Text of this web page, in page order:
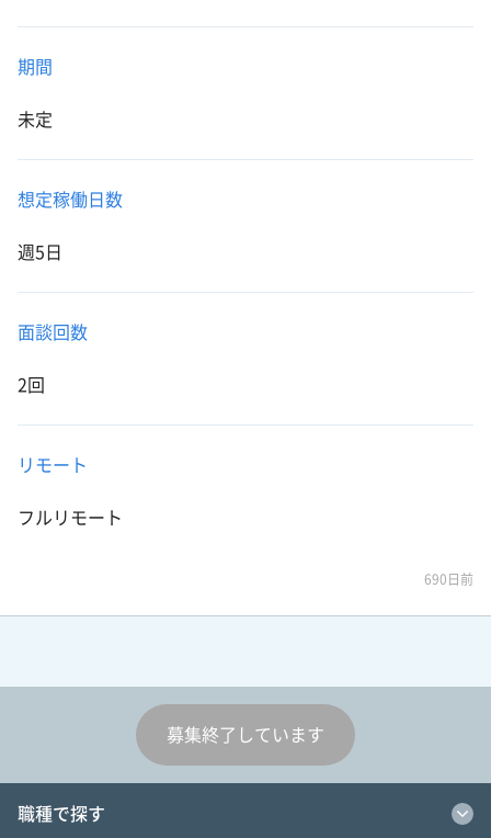
期間
未定
想定稼働日数
週5日
面談回数
2回
リモート
フルリモート
690日前
募集終了しています
職種で探す